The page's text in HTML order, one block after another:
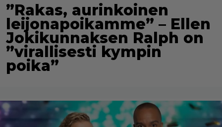
”Rakas, aurinkoinen
leijonapoikamme” – Ellen
Jokikunnaksen Ralph on
”virallisesti kympin
poika”